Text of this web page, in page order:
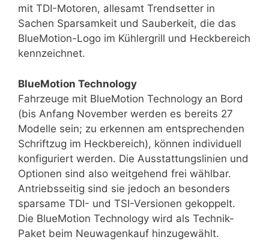
mit TDI-Motoren, allesamt Trendsetter in
Sachen Sparsamkeit und Sauberkeit, die das
BlueMotion-Logo im Kühlergrill und Heckbereich
kennzeichnet.
BlueMotion Technology
Fahrzeuge mit BlueMotion Technology an Bord
(bis Anfang November werden es bereits 27
Modelle sein; zu erkennen am entsprechenden
Schriftzug im Heckbereich), können individuell
konfiguriert werden. Die Ausstattungslinien und
Optionen sind also weitgehend frei wählbar.
Antriebsseitig sind sie jedoch an besonders
sparsame TDI- und TSI-Versionen gekoppelt.
Die BlueMotion Technology wird als Technik-
Paket beim Neuwagenkauf hinzugewählt.